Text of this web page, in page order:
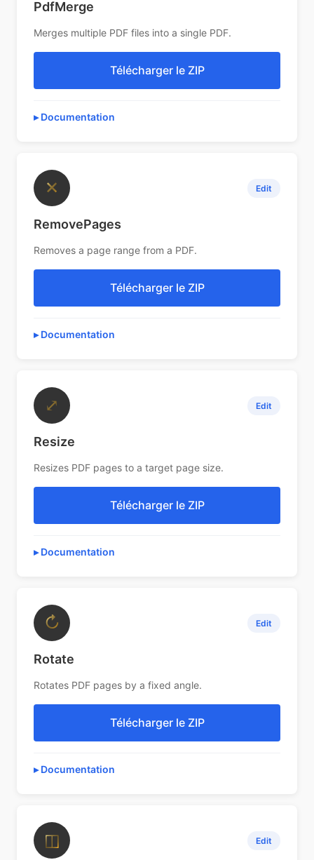
PdfMerge
Merges multiple PDF files into a single PDF.
Télécharger le ZIP
Documentation
✕ Edit
RemovePages
Removes a page range from a PDF.
Télécharger le ZIP
Documentation
⤢ Edit
Resize
Resizes PDF pages to a target page size.
Télécharger le ZIP
Documentation
↻ Edit
Rotate
Rotates PDF pages by a fixed angle.
Télécharger le ZIP
Documentation
◫ Edit